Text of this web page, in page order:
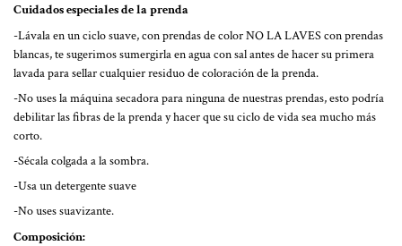
Cuidados especiales de la prenda
-Lávala en un ciclo suave, con prendas de color NO LA LAVES con prendas
blancas, te sugerimos sumergirla en agua con sal antes de hacer su primera
lavada para sellar cualquier residuo de coloración de la prenda.
-No uses la máquina secadora para ninguna de nuestras prendas, esto podría
debilitar las fibras de la prenda y hacer que su ciclo de vida sea mucho más
corto.
-Sécala colgada a la sombra.
-Usa un detergente suave
-No uses suavizante.
Composición: